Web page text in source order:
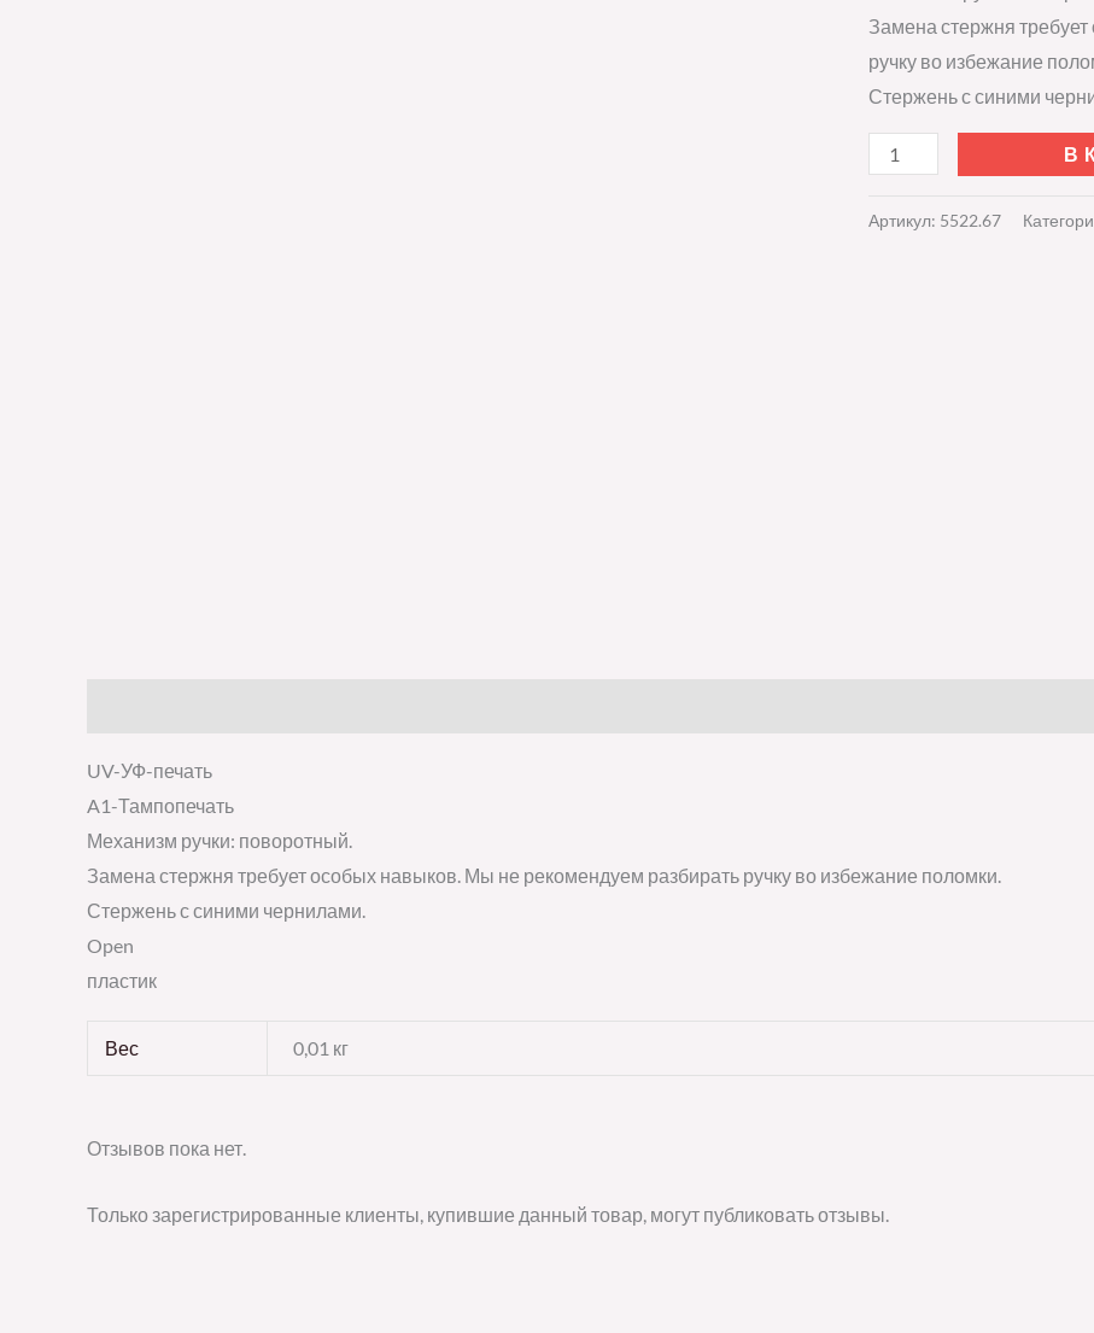
Замена стержня
ручку во избежание
Стержень с синими
В
Артикул: 5522.67
UV-УФ-печать
A1-Тампопечать
Механизм ручки: поворотный.
Замена стержня требует особых навыков. Мы не рекомендуем разбирать ручку во избежание поломки.
Стержень с синими чернилами.
Open
пластик
Вес 0,01 кг
Отзывов пока нет.
Только зарегистрированные клиенты, купившие данный товар, могут публиковать отзывы.